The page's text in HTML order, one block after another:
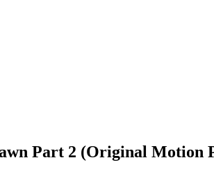
Part 2 (Original Motion